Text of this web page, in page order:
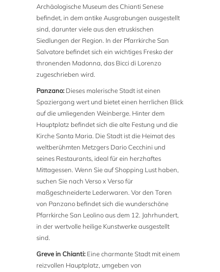
Archäologische Museum des Chianti Senese
befindet, in dem antike Ausgrabungen ausgestellt
sind, darunter viele aus den etruskischen
Siedlungen der Region. In der Pfarrkirche San
Salvatore befindet sich ein wichtiges Fresko der
thronenden Madonna, das Bicci di Lorenzo
zugeschrieben wird.
Panzano: Dieses malerische Stadt ist einen
Spaziergang wert und bietet einen herrlichen Blick
auf die umliegenden Weinberge. Hinter dem
Hauptplatz befindet sich die alte Festung und die
Kirche Santa Maria. Die Stadt ist die Heimat des
weltberühmten Metzgers Dario Cecchini und
seines Restaurants, ideal für ein herzhaftes
Mittagessen. Wenn Sie auf Shopping Lust haben,
suchen Sie nach Verso x Verso für
maßgeschneiderte Lederwaren. Vor den Toren
von Panzano befindet sich die wunderschöne
Pfarrkirche San Leolino aus dem 12. Jahrhundert,
in der wertvolle heilige Kunstwerke ausgestellt
sind.
Greve in Chianti: Eine charmante Stadt mit einem
reizvollen Hauptplatz, umgeben von